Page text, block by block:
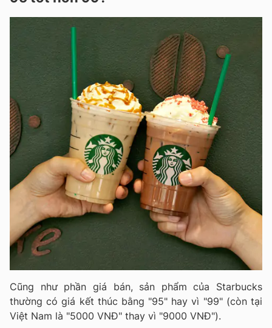
Cũng như phần giá bán, sản phẩm của Starbucks
thường có giá kết thúc bằng "95" hay vì "99" (còn tại
Việt Nam là "5000 VNĐ" thay vì "9000 VNĐ").